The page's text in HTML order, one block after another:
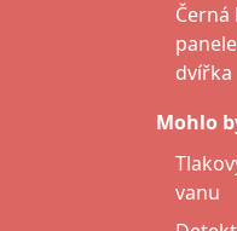
dvířka
Mohlo
vanu